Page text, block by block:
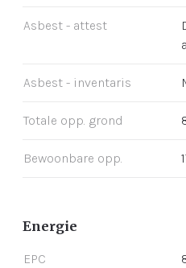
Asbest - attest
Asbest - inventaris
Totale opp. grond
Bewoonbare opp.
Energie
EPC